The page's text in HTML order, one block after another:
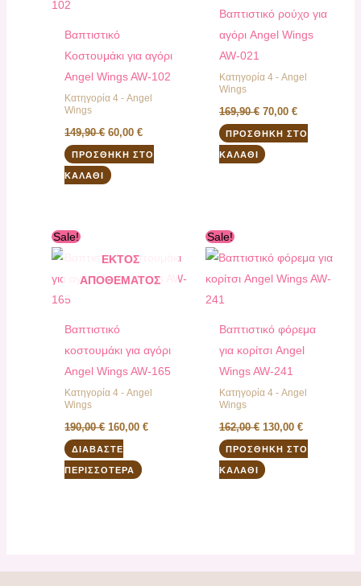
Βαπτιστικό
Kοστουμάκι για αγόρι
Angel Wings AW-102
Κατηγορία 4 - Angel
Wings
149,90€ 60,00€
ΠΡΟΣΘΉΚΗ ΣΤΟ
ΚΑΛΆΘΙ
Βαπτιστικό ρούχο για
αγόρι Angel Wings
AW-021
Κατηγορία 4 - Angel
Wings
169,90€ 70,00 €
ΠΡΟΣΘΉΚΗ ΣΤΟ
ΚΑΛΆΘΙ
Sale!
ΕΚΤΌΣ
ΑΠΟΘΈΜΑΤΟΣ
Βαπτιστικό
κοστουμάκι για αγόρι
Angel Wings AW-165
Κατηγορία 4 - Angel
Wings
190,00€
was:
160,00€
160,00 €.
ΔΙΑΒΆΣΤΕ
ΠΕΡΙΣΣΌΤΕΡΑ
Sale!
Βαπτιστικό φόρεμα
για κορίτσι Angel
Wings AW-241
Κατηγορία 4 - Angel
Wings
162,00€
was:
130,00 €
τιμή
130,00 €.
ΠΡΟΣΘΉΚΗ ΣΤΟ
ΚΑΛΆΘΙ